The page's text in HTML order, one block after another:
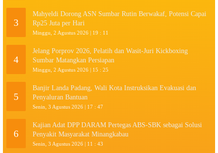
3
Mahyeldi Dorong ASN Sumbar Rutin Berwakaf, Potensi Capai
Rp25 Juta per Hari
Minggu, 2 Agustus 2026 | 19 : 11
4
Jelang Porprov 2026, Pelatih dan Wasit-Juri Kickboxing
Sumbar Matangkan Persiapan
Minggu, 2 Agustus 2026 | 15 : 25
5
Banjir Landa Padang, Wali Kota Instruksikan Evakuasi dan
Penyaluran Bantuan
Senin, 3 Agustus 2026 | 17 : 47
6
Kajian Adat DPP DARAM Pertegas ABS-SBK sebagai Solusi
Penyakit Masyarakat Minangkabau
Senin, 3 Agustus 2026 | 11 : 43